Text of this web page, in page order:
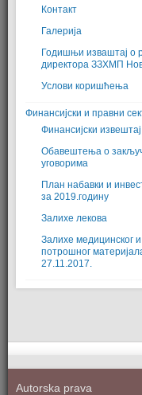
Контакт
Галерија
Годишњи изваштај о
директора ЗЗХМП
Услови коришћења
Финансијски и правни
Финансијски извештај
Обавештења о
уговорима
План набавки и
за 2019.годину
Залихе лекова
Залихе медицинског и
потрошног
27.11.2017.
Autorska prava